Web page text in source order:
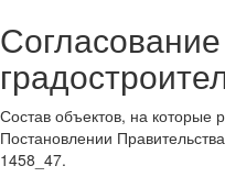
Состав объектов, на которые
Постановлении
1458_47.